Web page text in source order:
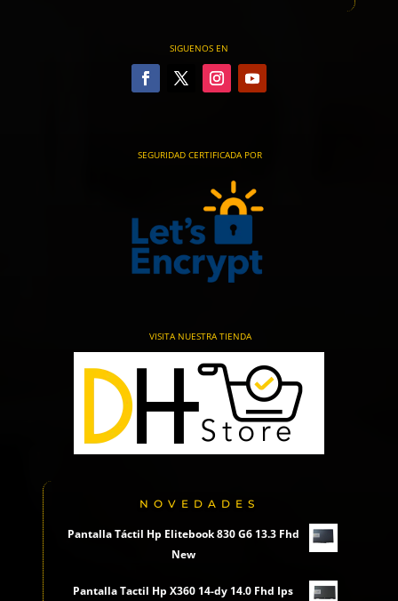
SIGUENOS EN
SEGURIDAD CERTIFICADA POR
VISITA NUESTRA TIENDA
NOVEDADES
Pantalla Táctil Hp Elitebook 830 G6 13.3 Fhd
New
Pantalla Tactil Hp X360 14-dy 14.0 Fhd Ips